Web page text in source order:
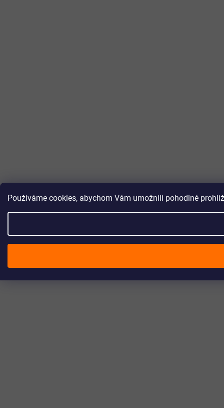
Používáme cookies, abychom Vám umožnili pohodlné